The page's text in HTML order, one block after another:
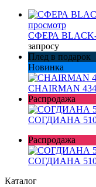
просмотр
СФЕРА BLACK-
запросу
Плед в подарок
Новинка
CHAIRMAN
Распродажа
СОГДИАНА
Распродажа
СОГДИАНА
Каталог